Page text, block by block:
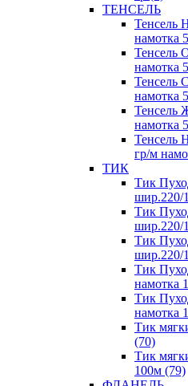
ТЕНСЕЛЬ
Тенсель
намотка
Тенсель
намотка
Тенсель
намотка
Тенсель
намотка
Тенсель
гр/м
ТИК
Тик
шир.220/
Тик
шир.220/
Тик
шир.220/
Тик
намотка
Тик
намотка
Тик
(70)
Тик
100м (79)